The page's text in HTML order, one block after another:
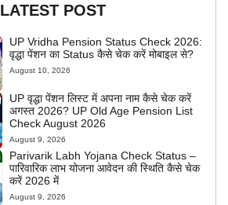
LATEST POST
UP Vridha Pension Status Check 2026:
वृद्धा पेंशन का Status कैसे चेक करें मोबाइल से?
August 10, 2026
UP वृद्धा पेंशन लिस्ट में अपना नाम कैसे चेक करें
अगस्त 2026? UP Old Age Pension List
Check August 2026
August 9, 2026
Parivarik Labh Yojana Check Status –
पारिवारिक लाभ योजना आवेदन की स्थिति कैसे चेक
करें 2026 में
August 9, 2026